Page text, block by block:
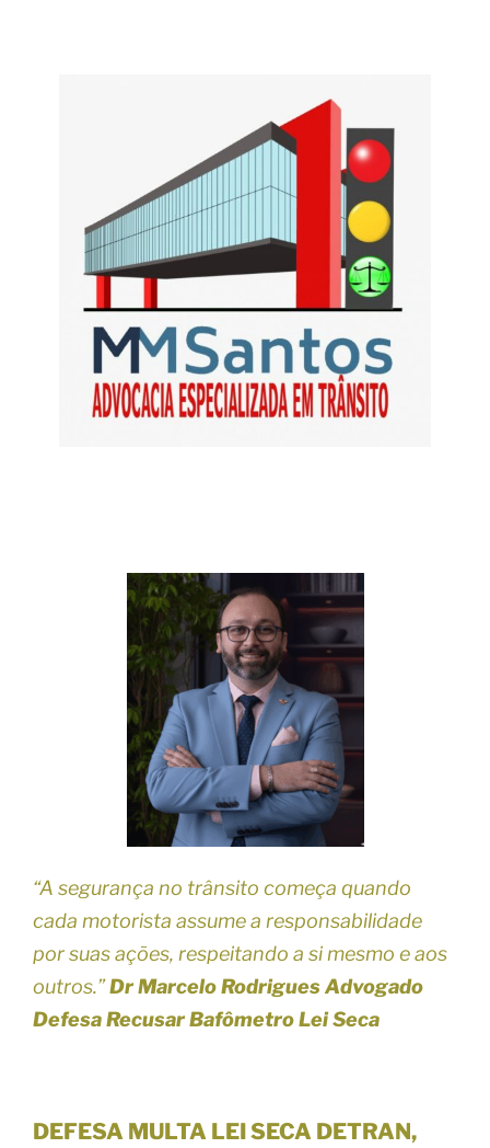
“A segurança no trânsito começa quando
cada motorista assume a responsabilidade
por suas ações, respeitando a si mesmo e aos
outros.”Dr Marcelo Rodrigues Advogado
Defesa Recusar Bafômetro Lei Seca
DEFESA MULTA LEI SECA DETRAN,